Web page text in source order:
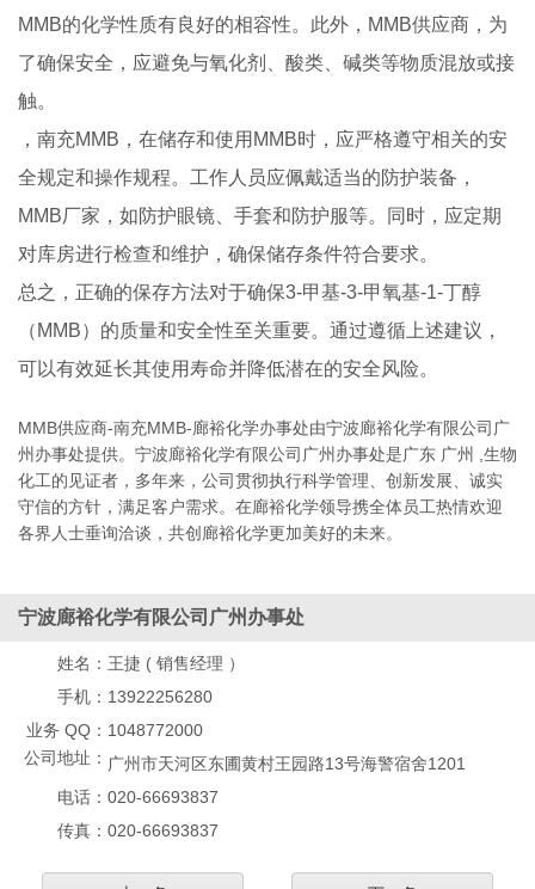
MMB的化学性质有良好的相容性。此外，MMB供应商，为
了确保安全，应避免与氧化剂、酸类、碱类等物质混放或接
触。
，南充MMB，在储存和使用MMB时，应严格遵守相关的安
全规定和操作规程。工作人员应佩戴适当的防护装备，
MMB厂家，如防护眼镜、手套和防护服等。同时，应定期
对库房进行检查和维护，确保储存条件符合要求。
总之，正确的保存方法对于确保3-甲基-3-甲氧基-1-丁醇
（MMB）的质量和安全性至关重要。通过遵循上述建议，
可以有效延长其使用寿命并降低潜在的安全风险。
MMB供应商-南充MMB-廊裕化学办事处由宁波廊裕化学有限公司广
州办事处提供。宁波廊裕化学有限公司广州办事处是广东 广州 ,生物
化工的见证者，多年来，公司贯彻执行科学管理、创新发展、诚实
守信的方针，满足客户需求。在廊裕化学领导携全体员工热情欢迎
各界人士垂询洽谈，共创廊裕化学更加美好的未来。
宁波廊裕化学有限公司广州办事处
姓名： 王捷 ( 销售经理 ）
手机： 13922256280
业务 QQ： 1048772000
公司地址： 广州市天河区东圃黄村王园路13号海警宿舍1201
电话： 020-66693837
传真： 020-66693837